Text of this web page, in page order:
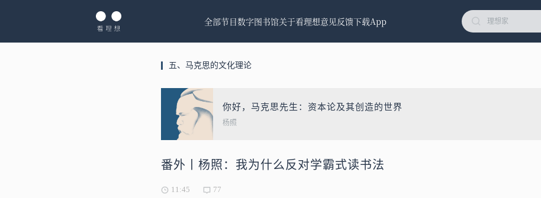
全部节目数字图书馆关于看理想意见反馈下载App
五、马克思的文化理论
你好，马克思先生：资本论及其创造的世界
杨照
番外丨杨照：我为什么反对学霸式读书法
11:45 77